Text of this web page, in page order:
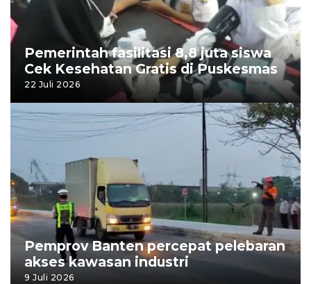
Pemerintah fasilitasi 8,8 juta siswa
Cek Kesehatan Gratis di Puskesmas
22 Juli 2026
Pemprov Banten percepat pelebaran
akses kawasan industri
9 Juli 2026